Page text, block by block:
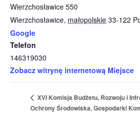
Wierzchosławice 550
Wierzchosławice, małopolskie 33-122
Google
Telefon
146319030
Zobacz witrynę internetową Miejsce
XVI Komisja Budżetu, Rozwoju i
Ochrony Środowiska, Gospodarki